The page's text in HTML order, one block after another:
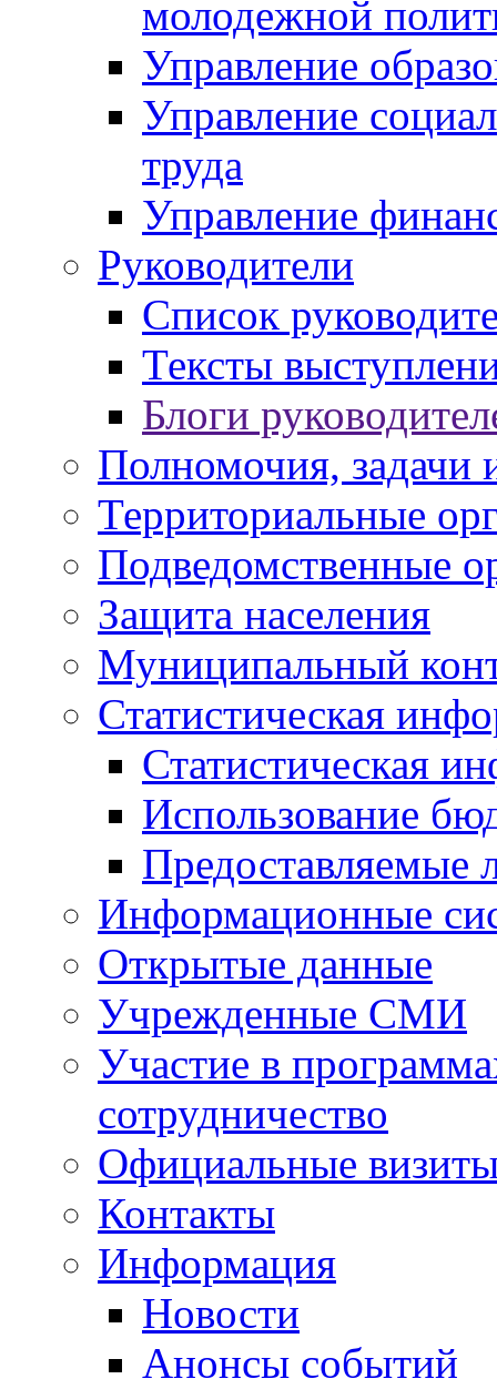
молодежной
Управление
Управление
труда
Управление
Руководители
Список
Тексты
Блоги
Полномочия, задачи
Территориальные
Подведомственные
Защита населения
Муниципальный
Статистическая
Статистическая
Использование
Предоставляемые
Информационные
Открытые данные
Учрежденные СМИ
Участие в
сотрудничество
Официальные
Контакты
Информация
Новости
Анонсы событий